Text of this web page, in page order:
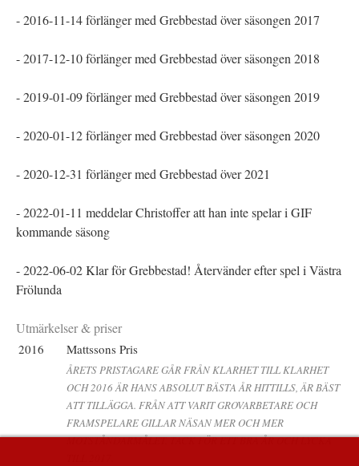
- 2016-11-14 förlänger med Grebbestad över säsongen 2017
- 2017-12-10 förlänger med Grebbestad över säsongen 2018
- 2019-01-09 förlänger med Grebbestad över säsongen 2019
- 2020-01-12 förlänger med Grebbestad över säsongen 2020
- 2020-12-31 förlänger med Grebbestad över 2021
- 2022-01-11 meddelar Christoffer att han inte spelar i GIF
kommande säsong
- 2022-06-02 Klar för Grebbestad! Återvänder efter spel i Västra
Frölunda
Utmärkelser & priser
2016 Mattssons Pris
ÅRETS PRISTAGARE GÅR FRÅN KLARHET TILL KLARHET
OCH 2016 ÄR HANS ABSOLUT BÄSTA ÅR HITTILLS, ÄR BÄST
ATT TILLÄGGA. FRÅN ATT VARIT GROVARBETARE OCH
FRAMSPELARE GILLAR NÄSAN MER OCH MER
MOTSTÅNDARMÅLET. TACK FÖR ETT BRA ÅR OCH LYCKA